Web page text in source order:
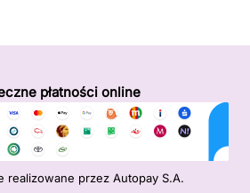
płatności online
realizowane przez Autopay S.A.